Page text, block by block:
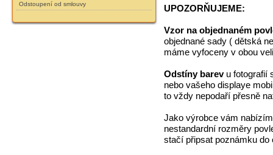
Odstoupení od smlouvy
UPOZORŇUJEME:
Vzor na objednaném
objednané sady ( dětská
máme vyfoceny v obou
Odstíny barevu fotografií
nebo vašeho displaye
to vždy nepodaří přesně
Jako výrobce vám
nestandardní rozměry
stačí připsat poznámku